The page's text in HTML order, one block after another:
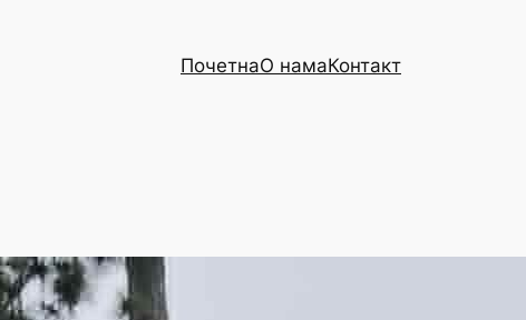
ПочетнаО намаКонтакт